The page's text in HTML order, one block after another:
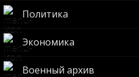
Политика
Экономика
Военный архив